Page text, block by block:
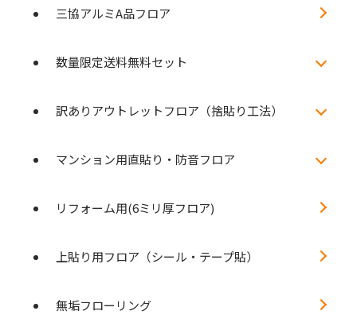
三協アルミA品フロア
数量限定送料無料セット
訳ありアウトレットフロア（捨貼り工法）
マンション用直貼り・防音フロア
リフォーム用(6ミリ厚フロア)
上貼り用フロア（シール・テープ貼）
無垢フローリング